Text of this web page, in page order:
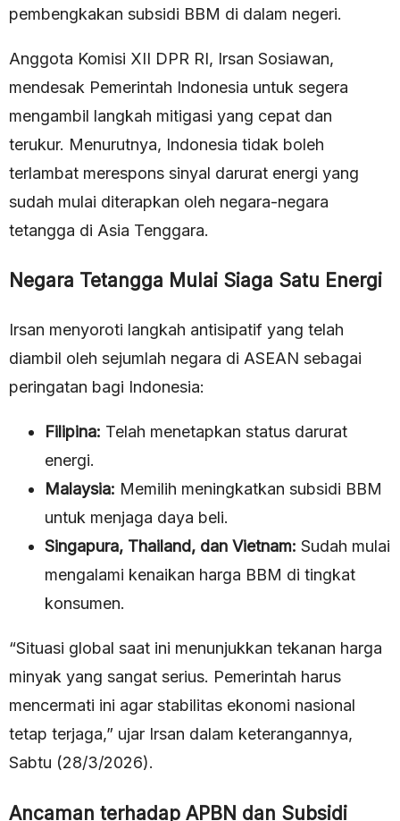
pembengkakan subsidi BBM di dalam negeri.
Anggota Komisi XII DPR RI, Irsan Sosiawan,
mendesak Pemerintah Indonesia untuk segera
mengambil langkah mitigasi yang cepat dan
terukur. Menurutnya, Indonesia tidak boleh
terlambat merespons sinyal darurat energi yang
sudah mulai diterapkan oleh negara-negara
tetangga di Asia Tenggara.
Negara Tetangga Mulai Siaga Satu Energi
Irsan menyoroti langkah antisipatif yang telah
diambil oleh sejumlah negara di ASEAN sebagai
peringatan bagi Indonesia:
Filipina: Telah menetapkan status darurat
energi.
Malaysia: Memilih meningkatkan subsidi BBM
untuk menjaga daya beli.
Singapura, Thailand, dan Vietnam: Sudah mulai
mengalami kenaikan harga BBM di tingkat
konsumen.
“Situasi global saat ini menunjukkan tekanan harga
minyak yang sangat serius. Pemerintah harus
mencermati ini agar stabilitas ekonomi nasional
tetap terjaga,” ujar Irsan dalam keterangannya,
Sabtu (28/3/2026).
Ancaman terhadap APBN dan Subsidi